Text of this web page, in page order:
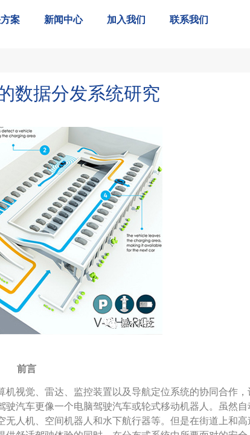
案 新闻中心 加入我们 联系我们
数据分发系统研究
言
觉、雷达、监控装置以及导航定位系统的协同合作，
汽车更像一个电脑驾驶汽车或轮式移动机器人。虽然
人机、空间机器人和水下航行器等。但是在街道上和